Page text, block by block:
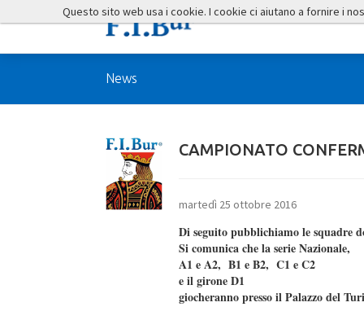
News
CAMPIONATO
martedì 25 ottobre 2016
Di seguito pubblichiamo le squadre
Si comunica che la serie Nazionale,
A1 e A2, B1 e B2, C1 e C2
e il girone D1
giocheranno presso il Palazzo del
Questo sito web usa i cookie. I cookie ci aiutano a fornire i